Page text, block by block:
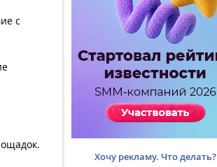
с
Хочу рекламу. Что делать?